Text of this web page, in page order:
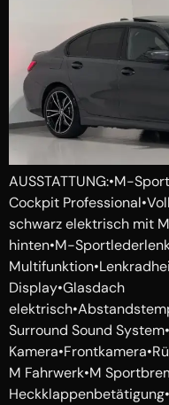
AUSSTATTUNG:•M-
Cockpit
schwarz elektrisch mit
hinten•M-
Display•Glasdach
Surround Sound
M Fahrwerk•M